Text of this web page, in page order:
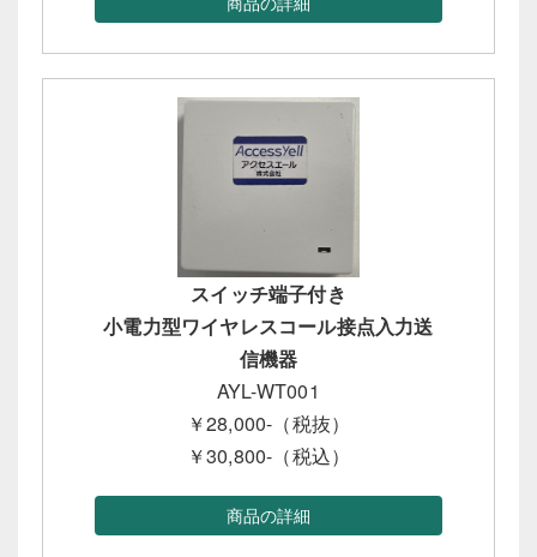
スイッチ端子付き
小電力型ワイヤレスコール接点入力送
信機器
AYL-WT001
￥28,000-（税抜）
￥30,800-（税込）
商品の詳細